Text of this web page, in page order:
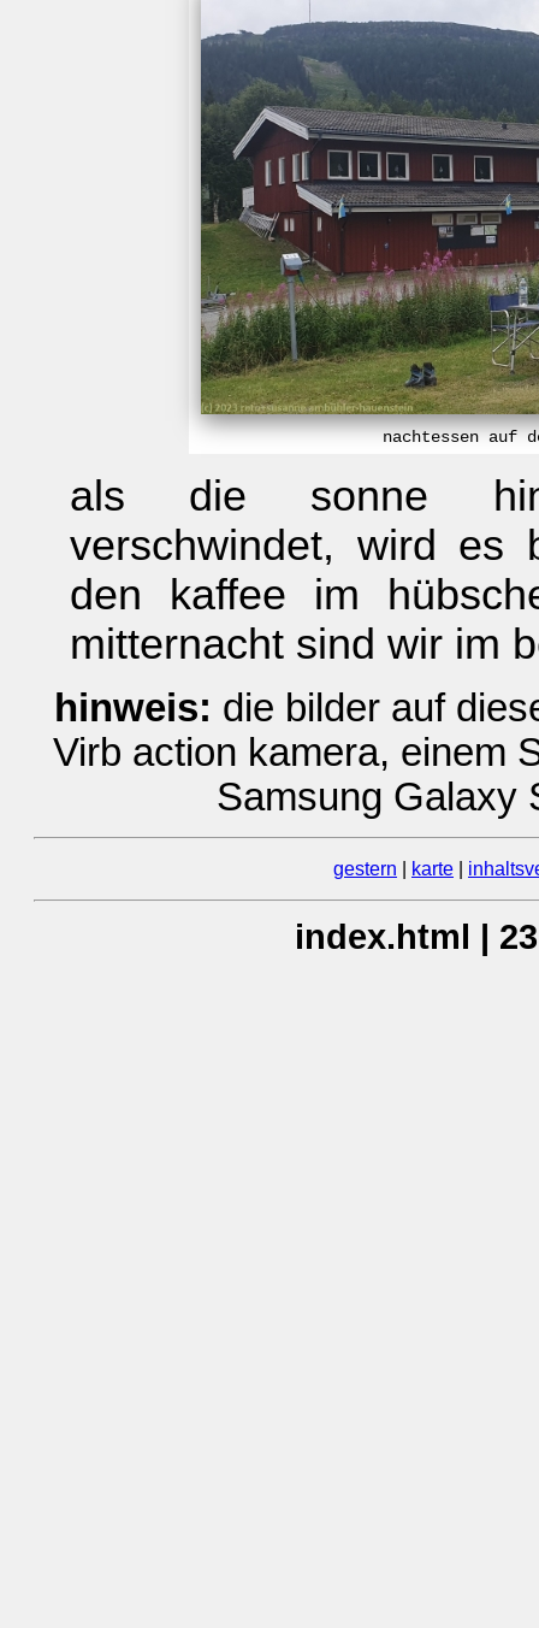
nachtessen auf
als die sonne
verschwindet, wird es
den kaffee im
mitternacht sind wir im
hinweis: die bilder auf
Virb action kamera, einem
Samsung Galaxy
gestern karte
index.html |